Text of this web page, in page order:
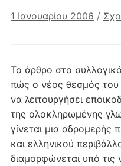
1 Ιανουαρίου 2006 /
Το άρθρο στο
πώς ο νέος θεσμός του
να λειτουργήσει
της ολοκληρωμένης
γίνεται μια αδρομερής
και ελληνικού
διαμορφώνεται υπό τις